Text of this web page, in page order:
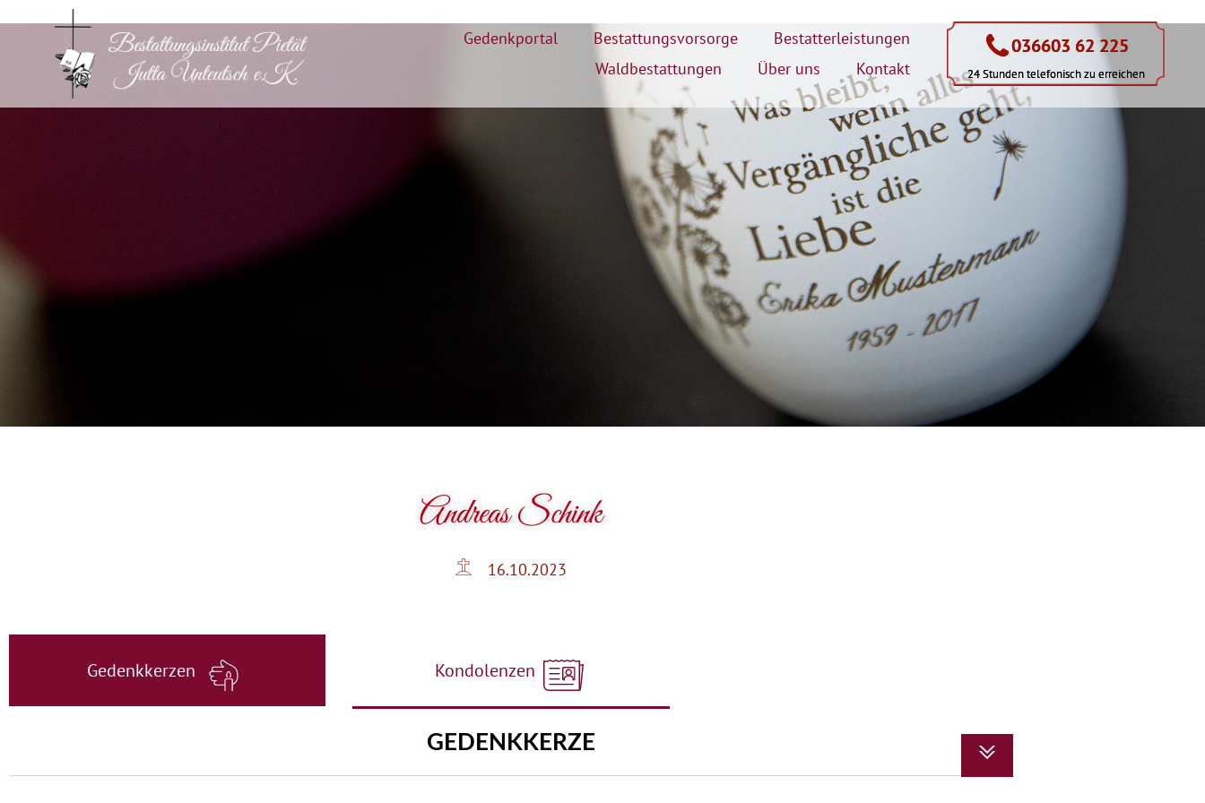
Gedenkportal Bestattungsvorsorge
Bestatterleistungen
Waldbestattungen
Über uns Kontakt
036603 62 225
24 Stunden telefonisch zu erreichen
036603 62 225
24 Stunden telefonisch zu erreichen
Andreas Schink
16.10.2023
Gedenkkerzen Kondolenzen
GEDENKKERZE